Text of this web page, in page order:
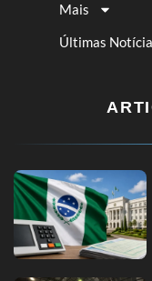
Mais
Últimas